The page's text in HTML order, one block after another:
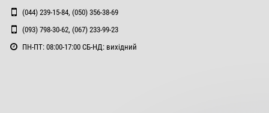
(044) 239-15-84, (050) 356-38-69
(093) 798-30-62, (067) 233-99-23
ПН-ПТ: 08:00-17:00 СБ-НД: вихідний